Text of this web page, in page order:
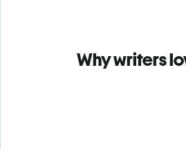
Why writers